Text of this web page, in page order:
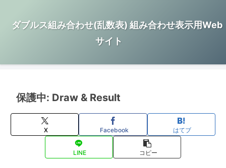
ダブルス組み合わせ(乱数表) 組み合わせ表示用Web
サイト
保護中: Draw & Result
X Facebook はてブ
LINE コピー